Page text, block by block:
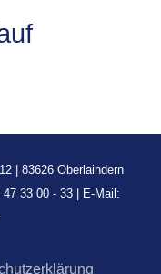
| 83626 Oberlaindern
33 00 - 33 | E-Mail: